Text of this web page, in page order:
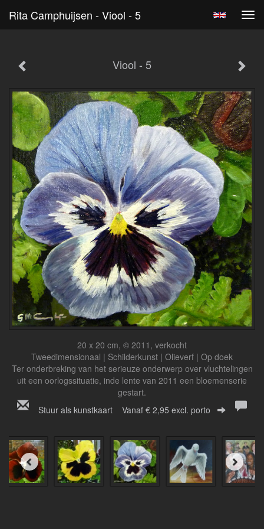
Rita Camphuijsen - Viool - 5
Viool - 5
20 x 20 cm, © 2011, verkocht
Tweedimensionaal | Schilderkunst | Olieverf | Op doek
Ter onderbreking van het serieuze onderwerp over vluchtelingen
uit een oorlogssituatie, inde lente van 2011 een bloemenserie
gestart.
Stuur als kunstkaart Vanaf € 2,95 excl. porto